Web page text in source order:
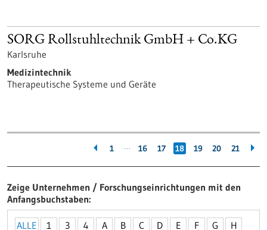
SORG Rollstuhltechnik GmbH + Co.KG
Karlsruhe
Medizintechnik
Therapeutische Systeme und Geräte
1 … 16 17 18 19 20 21
Zeige Unternehmen / Forschungseinrichtungen mit den
Anfangsbuchstaben
ALLE 1 3 4 A B C D E F G
H